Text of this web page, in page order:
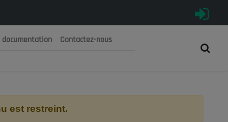
الجزائرية الديمقراطية الشعبية
documentation Contactez-nous
est restreint.